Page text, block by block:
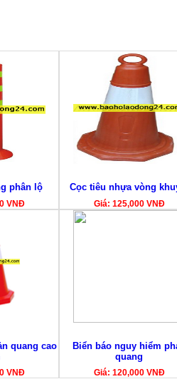
phân lộ
VNĐ
Cọc tiêu nhựa vòng
Giá: 125,000 VNĐ
quang cao
VNĐ
Biển báo nguy hiểm
quang
Giá: 120,000 VNĐ